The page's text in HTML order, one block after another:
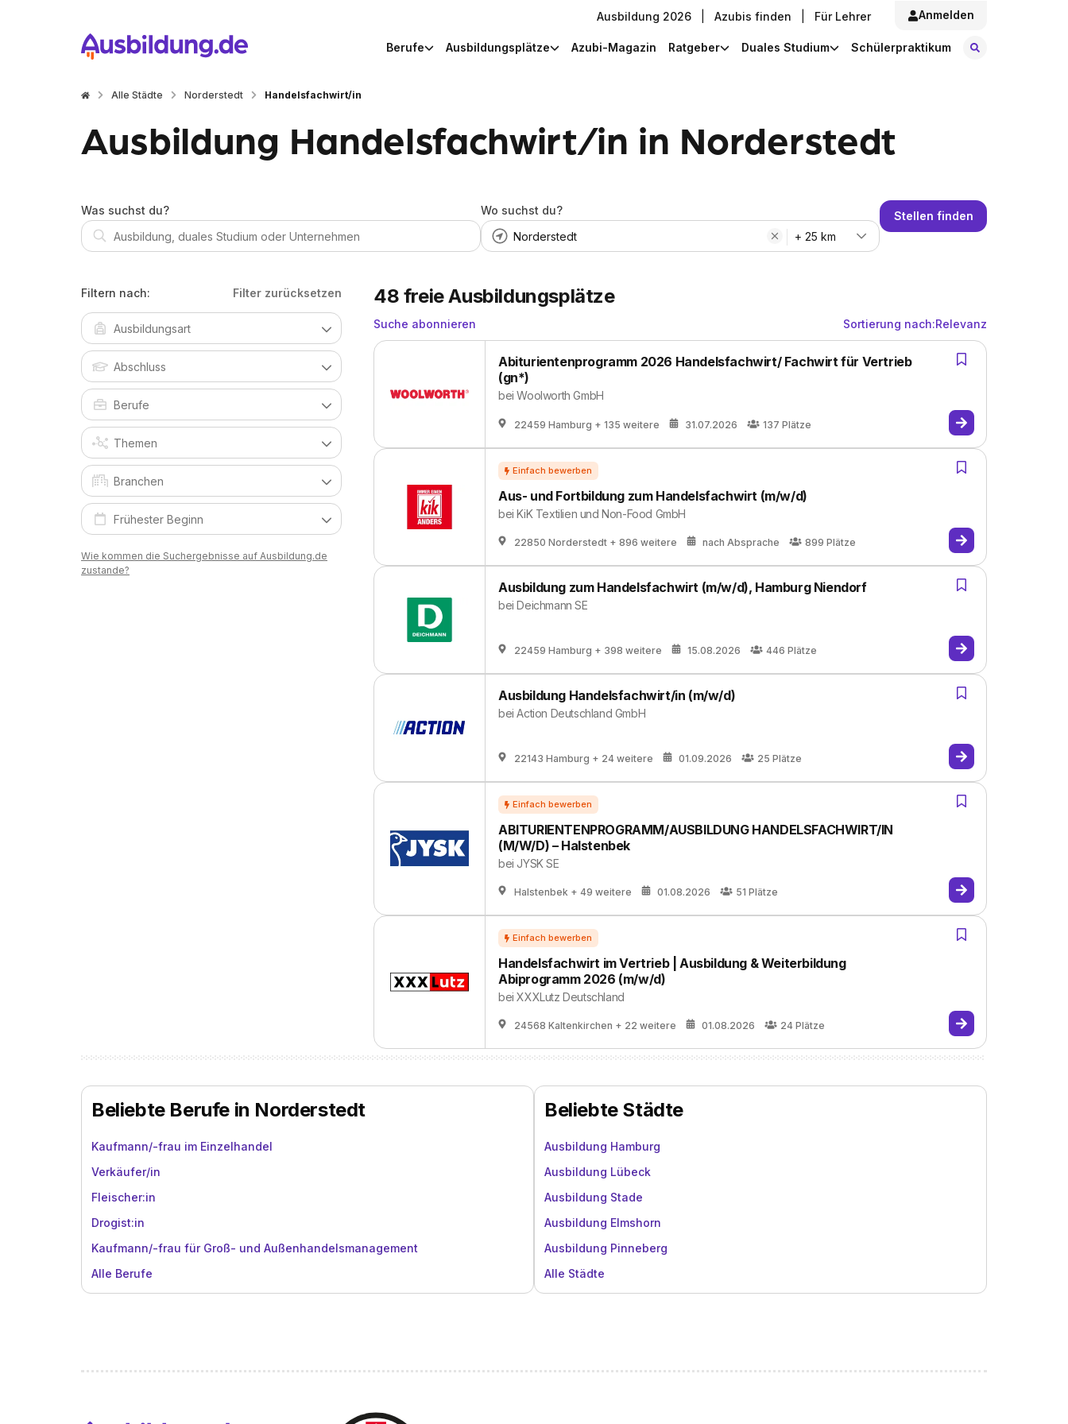
Ausbildung 2026 Azubis finden Für Lehrer Anmelden
Berufe Ausbildungsplätze Azubi-Magazin Ratgeber Duales Studium Schülerpraktikum
Alle Städte Norderstedt Handelsfachwirt/in
Ausbildung Handelsfachwirt/in in Norderstedt
Was suchst du?
Wo suchst du?
+ 25 km
Stellen finden
Filtern nach: Filter zurücksetzen
Wie kommen die Suchergebnisse auf Ausbildung.de
zustande?
48 freie Ausbildungsplätze
Suche abonnieren Sortierung nach:Relevanz
Abiturientenprogramm 2026 Handelsfachwirt/ Fachwirt für Vertrieb
(gn*)
beiWoolworth GmbH
22459 Hamburg + 135 weitere 31.07.2026 137 Plätze
Aus- und Fortbildung zum Handelsfachwirt (m/w/d)
beiKiK Textilien und Non-Food GmbH
22850 Norderstedt + 896 weitere nach Absprache 899 Plätze
Ausbildung zum Handelsfachwirt (m/w/d), Hamburg Niendorf
beiDeichmann SE
22459 Hamburg + 398 weitere 15.08.2026 446 Plätze
Ausbildung Handelsfachwirt/in (m/w/d)
beiAction Deutschland GmbH
22143 Hamburg + 24 weitere 01.09.2026 25 Plätze
ABITURIENTENPROGRAMM/AUSBILDUNG HANDELSFACHWIRT/IN
(M/W/D) – Halstenbek
bei JYSK SE
Halstenbek + 49 weitere 01.08.2026 51 Plätze
Handelsfachwirt im Vertrieb | Ausbildung & Weiterbildung
Abiprogramm 2026 (m/w/d)
beiXXXLutz Deutschland
24568 Kaltenkirchen + 22 weitere 01.08.2026 24 Plätze
Beliebte Berufe in Norderstedt
Kaufmann/-frau im Einzelhandel
Verkäufer/in
Fleischer:in
Drogist:in
Kaufmann/-frau für Groß- und Außenhandelsmanagement
Alle Berufe
Beliebte Städte
Ausbildung Hamburg
Ausbildung Lübeck
Ausbildung Stade
Ausbildung Elmshorn
Ausbildung Pinneberg
Alle Städte